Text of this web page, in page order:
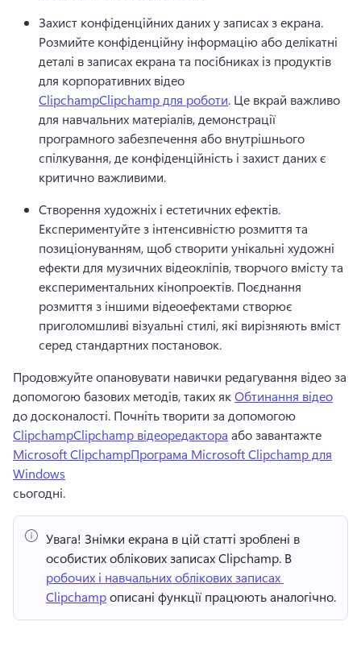
Захист конфіденційних даних у записах з екрана.
Розмийте конфіденційну інформацію або делікатні
деталі в записах екрана та посібниках із продуктів
для корпоративних відео
ClipchampClipchamp для роботи. Це вкрай важливо
для навчальних матеріалів, демонстрації
програмного забезпечення або внутрішнього
спілкування, де конфіденційність і захист даних є
критично важливими.
Створення художніх і естетичних ефектів.
Експериментуйте з інтенсивністю розмиття та
позиціонуванням, щоб створити унікальні художні
ефекти для музичних відеокліпів, творчого вмісту та
експериментальних кінопроектів. Поєднання
розмиття з іншими відеоефектами створює
приголомшливі візуальні стилі, які вирізняють вміст
серед стандартних постановок.
Продовжуйте опановувати навички редагування відео за
допомогою базових методів, таких як Обтинання відео
до досконалості. Почніть творити за допомогою
ClipchampClipchamp відеоредактора або завантажте
Microsoft ClipchampПрограма Microsoft Clipchamp для
Windows
сьогодні.
Увага! Знімки екрана в цій статті зроблені в
особистих облікових записах Clipchamp.
робочих і навчальних облікових записах
Clipchamp